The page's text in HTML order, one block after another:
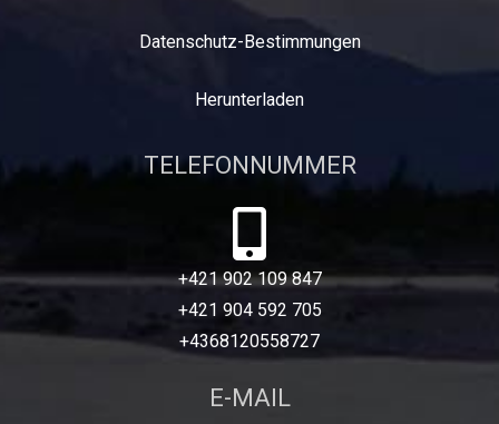
Datenschutz-Bestimmungen
Herunterladen
TELEFONNUMMER
+421 902 109 847
+421 904 592 705
+4368120558727
E-MAIL